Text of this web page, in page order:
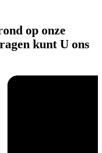
op onze
kunt U ons